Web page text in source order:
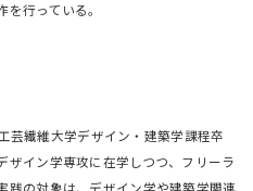
行っている。
芸繊維大学デザイン・建築学課程卒
イン学専攻に在学しつつ、フリーラ
践の対象は、デザイン学や建築学関連